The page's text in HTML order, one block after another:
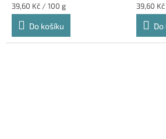
Měrná
cena:
39,60 Kč / 100 g
Do košíku
Měrná
cena:
39,60
Do